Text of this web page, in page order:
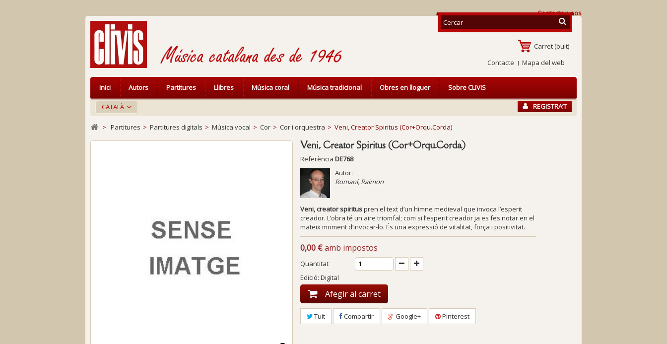
Contacteu-nos
Carret (buit)
Contacte
Mapa del web
CATALÀ REGISTRA’T
Inici Autors Partitures Llibres Música coral Música tradicional Obres en lloguer Sobre CLIVIS
> Partitures > Partitures digitals > Música vocal > Cor > Cor i orquestra > Veni, Creator Spiritus (Cor+Orqu.Corda)
Veni, Creator Spiritus (Cor+Orqu.Corda)
Referència DE768
Autor:
Romaní, Raimon
Veni, creator spirituspren el text d’un himne medieval que invoca l’esperit
creador. L’obra té un aire triomfal; com si l’esperit creador ja es fes notar en el
mateix moment d’invocar-lo. És una expressió de vitalitat, força i positivitat.
0,00 €amb impostos
Quantitat
Edició: Digital
Afegir al carret
Tuit Compartir Google+ Pinterest